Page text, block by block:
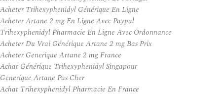
Acheter Trihexyphenidyl Générique En Ligne
Acheter Artane 2 mg En Ligne Avec Paypal
Trihexyphenidyl Pharmacie En Ligne Avec Ordonnance
Acheter Du Vrai Générique Artane 2 mg Bas Prix
Acheter Generique Artane 2 mg France
Achat Générique Trihexyphenidyl Singapour
Generique Artane Pas Cher
Achat Trihexyphenidyl Pharmacie En France